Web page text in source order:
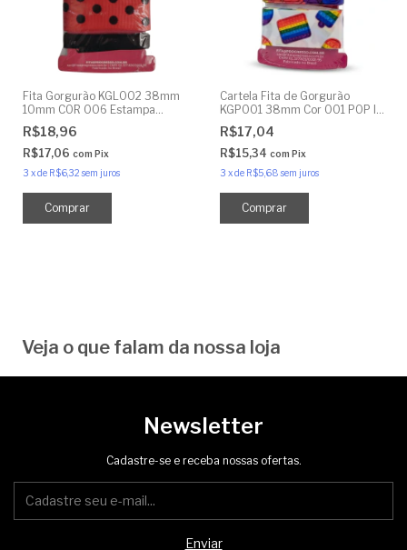
Fita Gorgurão KGL002 38mm
10mm COR 006 Estampa
Veludo Poá 9 Metros
R$18,96
R$17,06 com Pix
3 xde R$6,32 sem juros
Cartela Fita de Gorgurão
KGP001 38mm Cor 001 POP IT
Cores Vibrantes 9 Metros
R$17,04
R$15,34 com Pix
3 xde R$5,68 sem juros
Veja o que falam da nossa loja
Newsletter
Cadastre-se e receba nossas ofertas.